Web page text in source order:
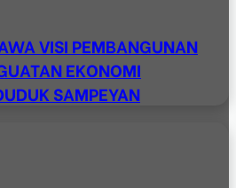
VISI PEMBANGUNAN
EKONOMI
SAMPEYAN